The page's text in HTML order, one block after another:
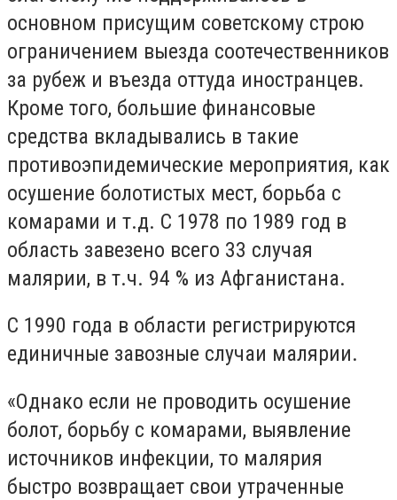
основном присущим советскому строю
ограничением выезда соотечественников
за рубеж и въезда оттуда иностранцев.
Кроме того, большие финансовые
средства вкладывались в такие
противоэпидемические мероприятия, как
осушение болотистых мест, борьба с
комарами и т.д. С 1978 по 1989 год в
область завезено всего 33 случая
малярии, в т.ч. 94 % из Афганистана.
С 1990 года в области регистрируются
единичные завозные случаи малярии.
«Однако если не проводить осушение
болот, борьбу с комарами, выявление
источников инфекции, то малярия
быстро возвращает свои утраченные